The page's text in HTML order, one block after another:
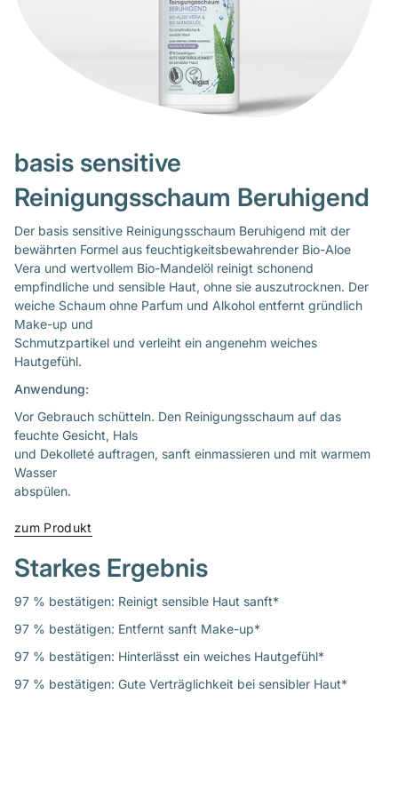
basis sensitive
Reinigungsschaum Beruhigend
Der basis sensitive Reinigungsschaum Beruhigend mit der
bewährten Formel aus feuchtigkeitsbewahrender Bio-Aloe
Vera und wertvollem Bio-Mandelöl reinigt schonend
empfindliche und sensible Haut, ohne sie auszutrocknen. Der
weiche Schaum ohne Parfum und Alkohol entfernt gründlich
Make-up und
Schmutzpartikel und verleiht ein angenehm weiches
Hautgefühl.
Anwendung:
Vor Gebrauch schütteln. Den Reinigungsschaum auf das
feuchte Gesicht, Hals
und Dekolleté auftragen, sanft einmassieren und mit warmem
Wasser
abspülen.
zum Produkt
Starkes Ergebnis
97 % bestätigen: Reinigt sensible Haut sanft*
97 % bestätigen: Entfernt sanft Make-up*
97 % bestätigen: Hinterlässt ein weiches Hautgefühl*
97 % bestätigen: Gute Verträglichkeit bei sensibler Haut*